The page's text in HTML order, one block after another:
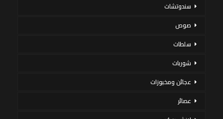
سندوتشات
صوص
سلطات
شوربات
عجائن ومخبوزات
عصائر